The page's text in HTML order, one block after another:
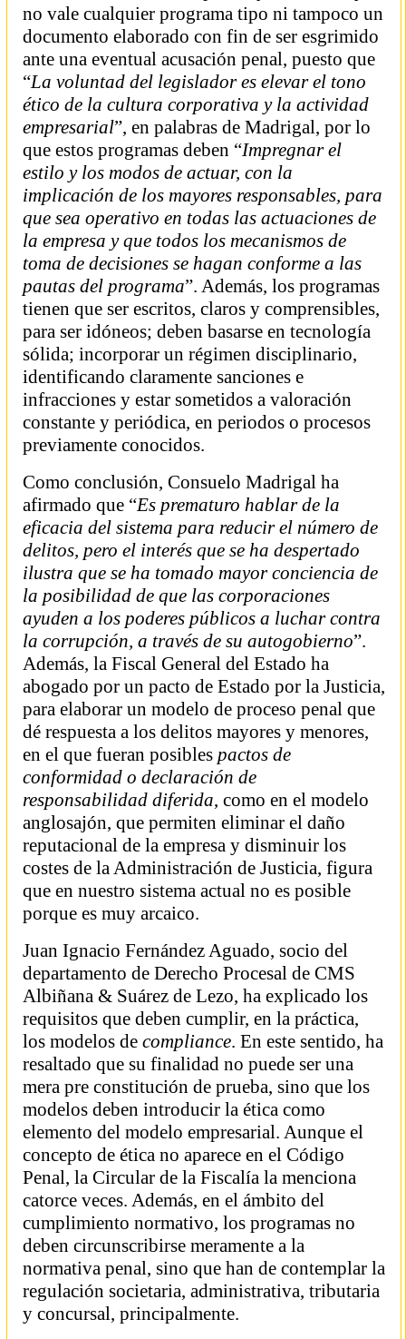
no vale cualquier programa tipo ni tampoco un
documento elaborado con fin de ser esgrimido
ante una eventual acusación penal, puesto que
“La voluntad del legislador es elevar el tono
ético de la cultura corporativa y la actividad
empresarial”, en palabras de Madrigal, por lo
que estos programas deben “Impregnar el
estilo y los modos de actuar, con la
implicación de los mayores responsables, para
que sea operativo en todas las actuaciones de
la empresa y que todos los mecanismos de
toma de decisiones se hagan conforme a las
pautas del programa”. Además, los programas
tienen que ser escritos, claros y comprensibles,
para ser idóneos; deben basarse en tecnología
sólida; incorporar un régimen disciplinario,
identificando claramente sanciones e
infracciones y estar sometidos a valoración
constante y periódica, en periodos o procesos
previamente conocidos.
Como conclusión, Consuelo Madrigal ha
afirmado que “Es prematuro hablar de la
eficacia del sistema para reducir el número de
delitos, pero el interés que se ha despertado
ilustra que se ha tomado mayor conciencia de
la posibilidad de que las corporaciones
ayuden a los poderes públicos a luchar contra
la corrupción, a través de su autogobierno”.
Además, la Fiscal General del Estado ha
abogado por un pacto de Estado por la Justicia,
para elaborar un modelo de proceso penal que
dé respuesta a los delitos mayores y menores,
en el que fueran posibles pactos de
conformidad o declaración de
responsabilidad diferida, como en el modelo
anglosajón, que permiten eliminar el daño
reputacional de la empresa y disminuir los
costes de la Administración de Justicia, figura
que en nuestro sistema actual no es posible
porque es muy arcaico.
Juan Ignacio Fernández Aguado, socio del
departamento de Derecho Procesal de CMS
Albiñana & Suárez de Lezo, ha explicado los
requisitos que deben cumplir, en la práctica,
los modelos de compliance. En este sentido, ha
resaltado que su finalidad no puede ser una
mera pre constitución de prueba, sino que los
modelos deben introducir la ética como
elemento del modelo empresarial. Aunque el
concepto de ética no aparece en el Código
Penal, la Circular de la Fiscalía la menciona
catorce veces. Además, en el ámbito del
cumplimiento normativo, los programas no
deben circunscribirse meramente a la
normativa penal, sino que han de contemplar la
regulación societaria, administrativa, tributaria
y concursal, principalmente.